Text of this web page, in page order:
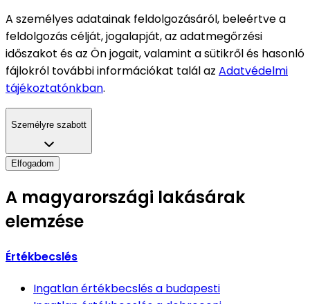
A személyes adatainak feldolgozásáról, beleértve a
feldolgozás célját, jogalapját, az adatmegőrzési
időszakot és az Ön jogait, valamint a sütikről és hasonló
fájlokról további információkat talál az Adatvédelmi
tájékoztatónkban.
Személyre szabott
Elfogadom
A magyarországi lakásárak
elemzése
Értékbecslés
Ingatlan értékbecslésa budapesti